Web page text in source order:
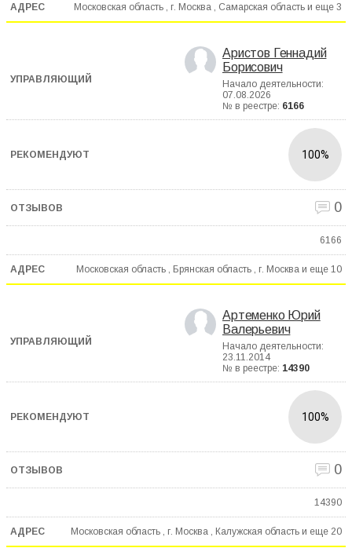
Московская область , г. Москва , Самарская область и еще 3
Аристов Геннадий
Борисович
Начало деятельности:
07.08.2026
№ в реестре: 6166
100%
0
6166
Московская область , Брянская область , г. Москва и еще 10
Артеменко Юрий
Валерьевич
Начало деятельности:
23.11.2014
№ в реестре: 14390
100%
0
14390
Московская область , г. Москва , Калужская область и еще 20